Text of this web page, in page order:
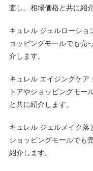
査し、相場価格と共に紹
キュレル ジェルローショ
ョッピングモールでも売
介します。
キュレル エイジングケア
トアやショッピングモー
と共に紹介します。
キュレル ジェルメイク落
ショッピングモールでも
紹介します。